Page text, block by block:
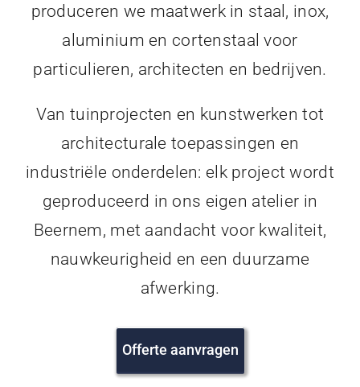
produceren we maatwerk in staal, inox,
aluminium en cortenstaal voor
particulieren, architecten en bedrijven.
Van tuinprojecten en kunstwerken tot
architecturale toepassingen en
industriële onderdelen: elk project wordt
geproduceerd in ons eigen atelier in
Beernem, met aandacht voor kwaliteit,
nauwkeurigheid en een duurzame
afwerking.
Offerte aanvragen